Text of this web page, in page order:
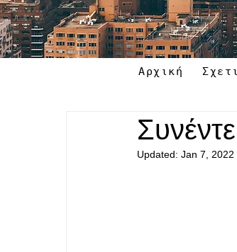
Αρχική
Updated: Jan 7, 2022